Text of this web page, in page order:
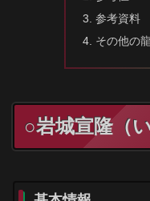
参考資料
その他の
○岩城宣隆（